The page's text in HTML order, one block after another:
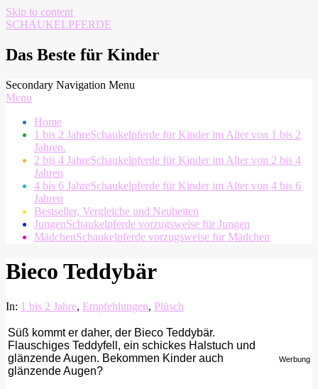
Skip to content
SCHAUKELPFERDE
Das Beste für Kinder
Secondary Navigation Menu
Menu
Home
1 bis 2 JahreSchaukelpferde für Kinder im Alter von 1 bis 2
Jahren.
2 bis 4 JahreSchaukelpferde für Kinder im Alter von 2 bis 4
Jahren
4 bis 6 JahreSchaukelpferde für Kinder im Alter von 4 bis 6
Jahren
Bestseller, Vergleiche und Neuheiten
JungenSchaukelpferde vorzugsweise für Jungen
MädchenSchaukelpferde vorzugsweise für Mädchen
Bieco Teddybär
In: 1 bis 2 Jahre, Empfehlungen, Plüsch
Süß kommt er daher, der Bieco Teddybär.
Flauschiges Teddyfell, ein schickes Halstuch und
glänzende Augen. Bekommen Kinder auch
glänzende Augen?
Werbung